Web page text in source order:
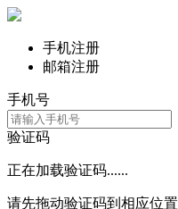
手机注册
邮箱注册
手机号
验证码
正在加载验证码......
请先拖动验证码到相应位置